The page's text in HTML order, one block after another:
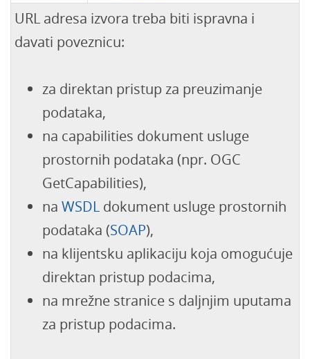
URL adresa izvora treba biti ispravna i
davati poveznicu:
za direktan pristup za preuzimanje
podataka,
na capabilities dokument usluge
prostornih podataka (npr. OGC
GetCapabilities),
na WSDL dokument usluge prostornih
podataka (SOAP),
na klijentsku aplikaciju koja omogućuje
direktan pristup podacima,
na mrežne stranice s daljnjim uputama
za pristup podacima.